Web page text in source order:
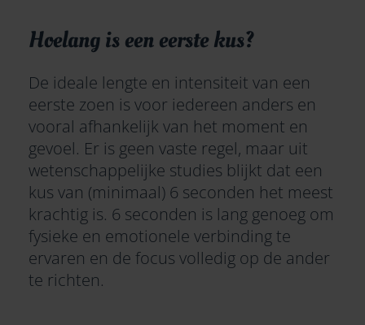
Hoelang is een eerste kus?
De ideale lengte en intensiteit van een
eerste zoen is voor iedereen anders en
vooral afhankelijk van het moment en
gevoel. Er is geen vaste regel, maar uit
wetenschappelijke studies blijkt dat een
kus van (minimaal) 6 seconden het meest
krachtig is. 6 seconden is lang genoeg om
fysieke en emotionele verbinding te
ervaren en de focus volledig op de ander
te richten.